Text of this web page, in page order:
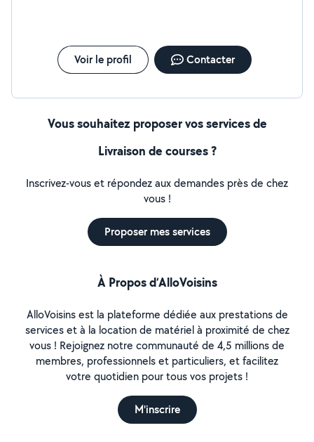
Voir le profil Contacter
Vous souhaitez proposer vos services de
Livraison de courses ?
Inscrivez-vous et répondez aux demandes près de chez
vous !
Proposer mes services
À Propos d’AlloVoisins
AlloVoisins est la plateforme dédiée aux prestations de
services et à la location de matériel à proximité de chez
vous ! Rejoignez notre communauté de 4,5 millions de
membres, professionnels et particuliers, et facilitez
votre quotidien pour tous vos projets !
M'inscrire